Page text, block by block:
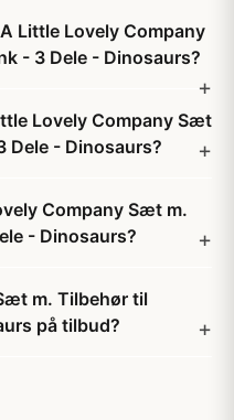
Little Lovely Company
- 3 Dele - Dinosaurs?
Lovely Company Sæt
Dele - Dinosaurs?
Company Sæt m.
- Dinosaurs?
m. Tilbehør til
på tilbud?